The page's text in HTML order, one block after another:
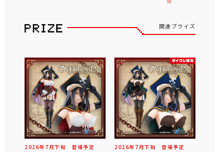
関連プライズ
2026年 7 月下旬 登場予定 2026年 7 月下旬 登場予定